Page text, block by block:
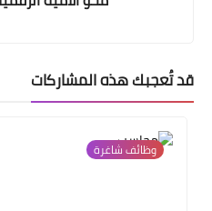
قد تُعجبك هذه المشاركات
وظائف شاغرة